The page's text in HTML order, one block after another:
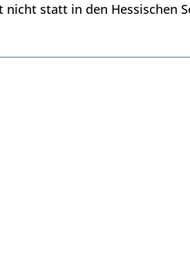
nicht statt in den Hessischen